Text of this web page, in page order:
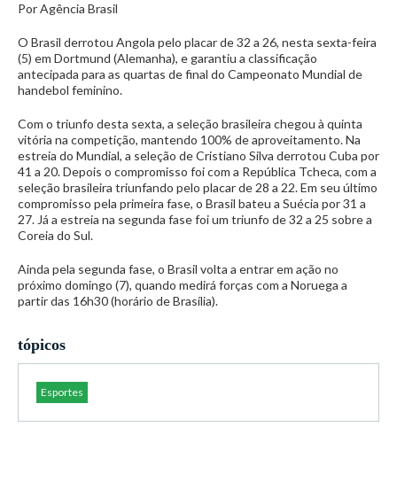
Por Agência Brasil
O Brasil derrotou Angola pelo placar de 32 a 26, nesta sexta-feira
(5) em Dortmund (Alemanha), e garantiu a classificação
antecipada para as quartas de final do Campeonato Mundial de
handebol feminino.
Com o triunfo desta sexta, a seleção brasileira chegou à quinta
vitória na competição, mantendo 100% de aproveitamento. Na
estreia do Mundial, a seleção de Cristiano Silva derrotou Cuba por
41 a 20. Depois o compromisso foi com a República Tcheca, com a
seleção brasileira triunfando pelo placar de 28 a 22. Em seu último
compromisso pela primeira fase, o Brasil bateu a Suécia por 31 a
27. Já a estreia na segunda fase foi um triunfo de 32 a 25 sobre a
Coreia do Sul.
Ainda pela segunda fase, o Brasil volta a entrar em ação no
próximo domingo (7), quando medirá forças com a Noruega a
partir das 16h30 (horário de Brasília).
tópicos
Esportes